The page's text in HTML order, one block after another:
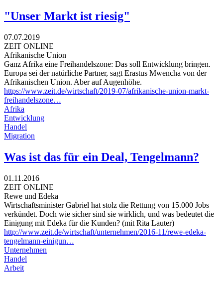
"Unser Markt ist riesig"
07.07.2019
ZEIT ONLINE
Afrikanische Union
Ganz Afrika eine Freihandelszone: Das soll Entwicklung bringen.
Europa sei der natürliche Partner, sagt Erastus Mwencha von der
Afrikanischen Union. Aber auf Augenhöhe.
https://www.zeit.de/wirtschaft/2019-07/afrikanische-union-markt-
freihandelszone…
Afrika
Entwicklung
Handel
Migration
Was ist das für ein Deal, Tengelmann?
01.11.2016
ZEIT ONLINE
Rewe und Edeka
Wirtschaftsminister Gabriel hat stolz die Rettung von 15.000 Jobs
verkündet. Doch wie sicher sind sie wirklich, und was bedeutet die
Einigung mit Edeka für die Kunden? (mit Rita Lauter)
http://www.zeit.de/wirtschaft/unternehmen/2016-11/rewe-edeka-
tengelmann-einigun…
Unternehmen
Handel
Arbeit